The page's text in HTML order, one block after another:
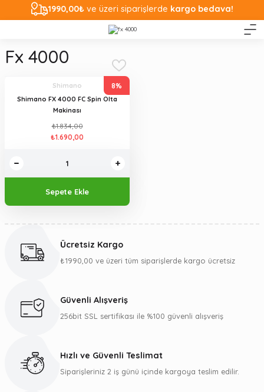
1990,00₺ ve üzeri siparişlerde kargo bedava!
Fx 4000
8%
Shimano
Shimano FX 4000 FC Spin Olta
Makinası
₺1.834,00
₺1.690,00
Sepete Ekle
Ücretsiz Kargo
₺1990,00 ve üzeri tüm siparişlerde kargo ücretsiz
Güvenli Alışveriş
256bit SSL sertifikası ile %100 güvenli alışveriş
Hızlı ve Güvenli Teslimat
Siparişleriniz 2 iş günü içinde kargoya teslim edilir.